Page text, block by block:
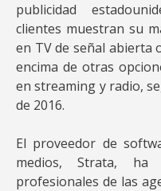
publicidad
clientes muestran su
en TV de señal abierta
encima de otras
en streaming y radio,
de 2016.
El proveedor de
medios, Strata,
profesionales de las